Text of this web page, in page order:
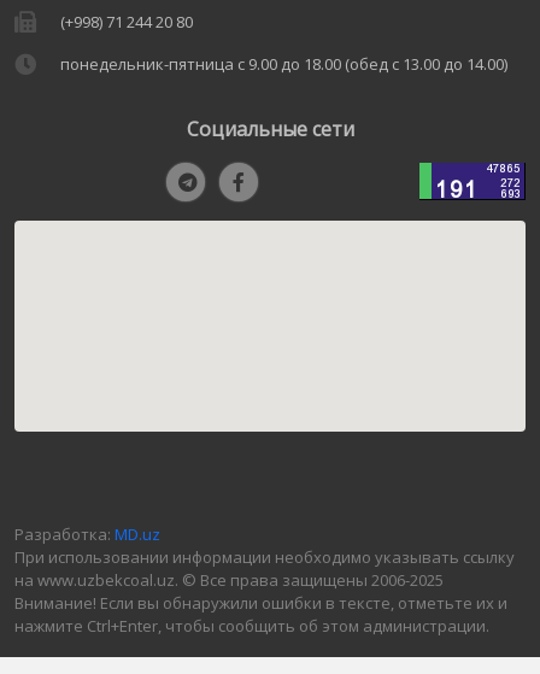
(+998) 71 244 20 80
понедельник-пятница с 9.00 до 18.00 (обед с 13.00 до 14.00)
Социальные сети
Разработка: MD.uz
При использовании информации необходимо указывать ссылку
на www.uzbekcoal.uz. © Все права защищены 2006-2025
Внимание! Если вы обнаружили ошибки в тексте, отметьте их и
нажмите Ctrl+Enter, чтобы сообщить об этом администрации.